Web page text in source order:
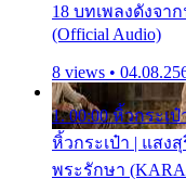
18 บทเพลงดังจา
(Official Audio)
8 views •
1. 00:00 หิ้วกระเป๋
หิ้วกระเป๋า | แสง
พระรักษา